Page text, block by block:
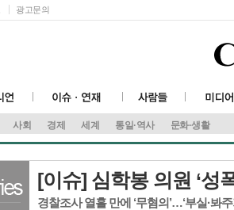
광고문의
사회 경제 세계 통일·역사 문화·생활
[이슈] 심학봉 의원 ‘성
경찰조사 열흘 만에 ‘무혐의’…‘부실·봐